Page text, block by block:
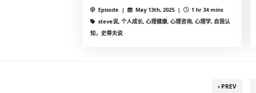
Episode | May 13th, 2025 |
1 hr 34 mins
steve说, 个人成长, 心理健康, 心理咨询, 心理学, 自我认
知，史蒂夫说
‹ PREV